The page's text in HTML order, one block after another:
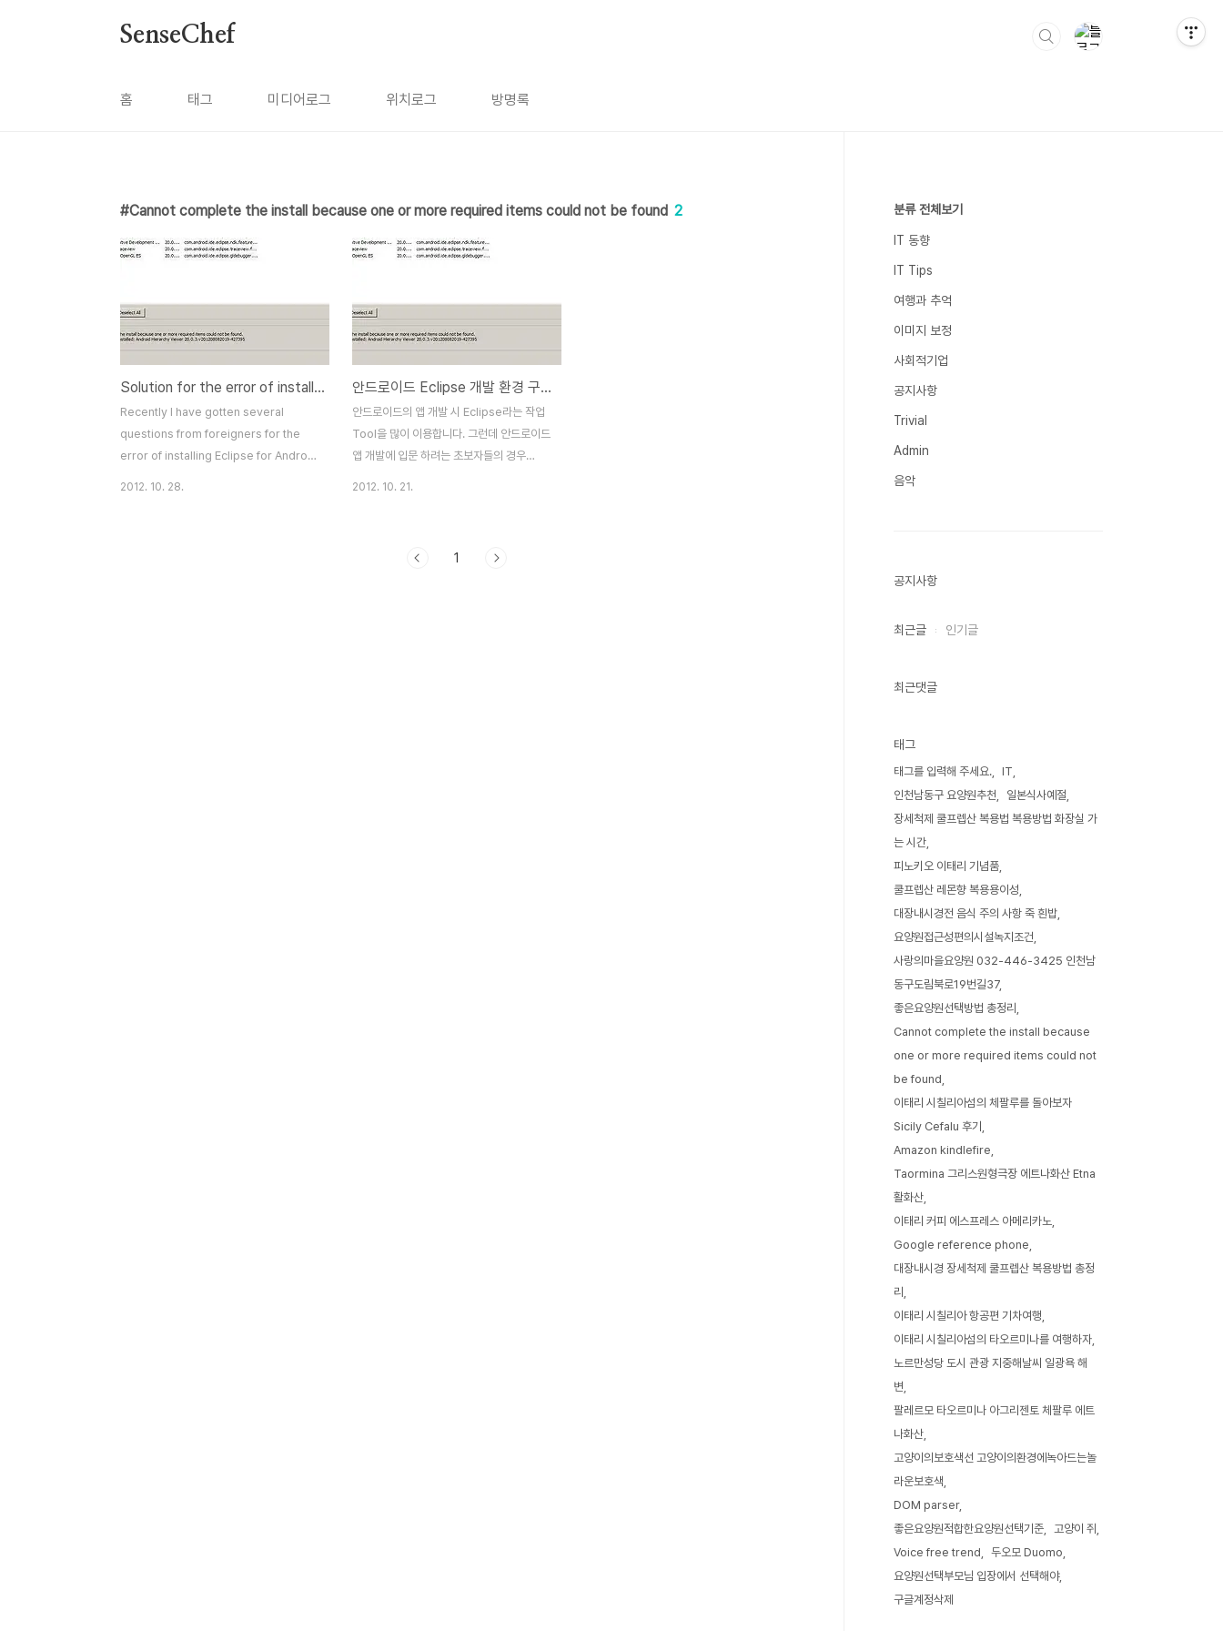
SenseChef
홈 태그 미디어로그 위치로그 방명록
Cannot complete the install because one or more required items could not be found 2
Solution for the error of installing ADT on Eclipse
Recently I have gotten several
questions from foreigners for the
error of installing Eclipse for Android
2012. 10. 28.
안드로이드 Eclipse 개발 환경 구축방법
안드로이드의 앱 개발 시 Eclipse라는 작업
Tool을 많이 이용합니다. 그런데 안드로이드
앱 개발에 입문 하려는 초보자들의 경우
해결 할 수 없었기 때문입니다. 인터넷에 올
2012. 10. 21.
1
분류 전체보기
IT 동향
IT Tips
여행과 추억
이미지 보정
사회적기업
공지사항
Trivial
Admin
음악
공지사항
최근글 인기글
최근댓글
태그
태그를 입력해 주세요.
IT
인천남동구 요양원추천
일본식사예절
장세척제 쿨프렙산 복용법 복용방법 화장실 가
는 시간
피노키오 이태리 기념품
쿨프렙산 레몬향 복용용이성
대장내시경전 음식 주의 사항 죽 흰밥
요양원접근성편의시설녹지조건
사랑의마을요양원 032-446-3425 인천남
동구도림북로19번길37
좋은요양원선택방법 총정리
Cannot complete the install because
one or more required items could not
be found
이태리 시칠리아섬의 체팔루를 돌아보자
Sicily Cefalu 후기
Amazon kindlefire
Taormina 그리스원형극장 에트나화산 Etna
활화산
이태리 커피 에스프레스 아메리카노
Google reference phone
대장내시경 장세척제 쿨프렙산 복용방법 총정
리
이태리 시칠리아 항공편 기차여행
이태리 시칠리아섬의 타오르미나를 여행하자
노르만성당 도시 관광 지중해날씨 일광욕 해
변
팔레르모 타오르미나 아그리젠토 체팔루 에트
나화산
고양이의보호색선 고양이의환경에녹아드는놀
라운보호색
DOM parser
좋은요양원적합한요양원선택기준
고양이 쥐
Voice free trend
두오모 Duomo
요양원선택부모님 입장에서 선택해야
구글계정삭제